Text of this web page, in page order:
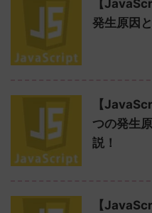
【
発生原因
【
つの発生
説！
【